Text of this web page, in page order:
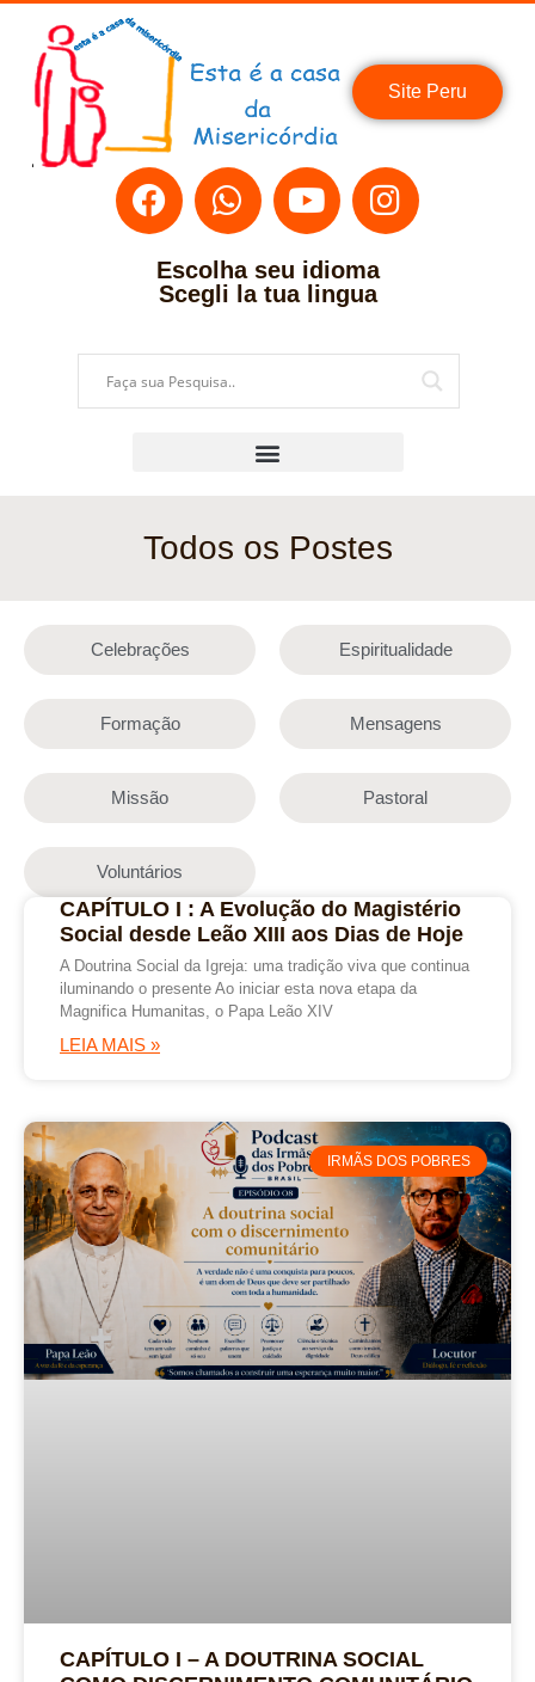
Site Peru
Escolha seu idioma
Scegli la tua lingua
Todos os Postes
Celebrações Espiritualidade
Formação Mensagens
Missão Pastoral
Voluntários
CAPÍTULO I : A Evolução do Magistério
Social desde Leão XIII aos Dias de Hoje
A Doutrina Social da Igreja: uma tradição viva que continua
iluminando o presente Ao iniciar esta nova etapa da
Magnifica Humanitas, o Papa Leão XIV
LEIA MAIS »
IRMÃS DOS POBRES
CAPÍTULO I – A DOUTRINA SOCIAL